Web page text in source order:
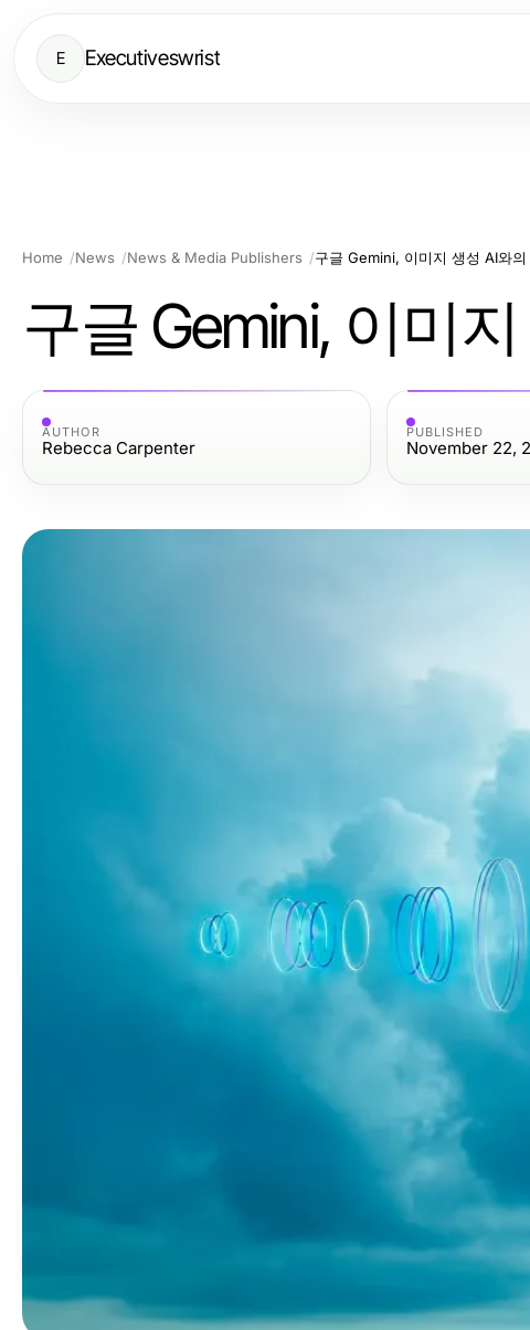
E Executiveswrist
Home News News & Media Publishers 구글 Gemini, 이미지 생성 AI와의
구글 Gemini, 이미
AUTHOR
Rebecca Carpenter
PUBLISHED
November 22,